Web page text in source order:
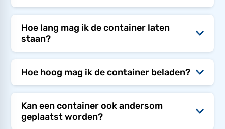
Hoe lang mag ik de container laten
staan?
Hoe hoog mag ik de container beladen?
Kan een container ook andersom
geplaatst worden?